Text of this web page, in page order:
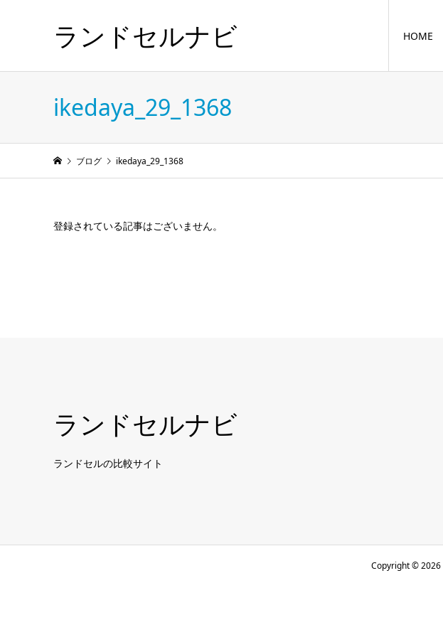
ランドセルナビ HOME
ikedaya_29_1368
ブログ ikedaya_29_1368
登録されている記事はございません。
ランドセルナビ
ランドセルの比較サイト
Copyright ©2026